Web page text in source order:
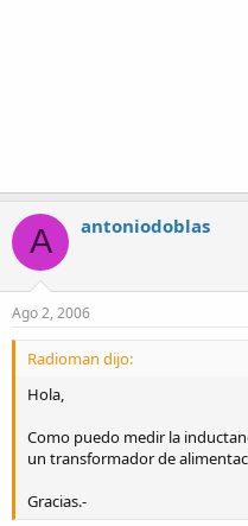
A antoniodoblas
Ago 2, 2006
Radioman dijo:
Hola,
Como puedo medir la
un transformador de
Gracias.-